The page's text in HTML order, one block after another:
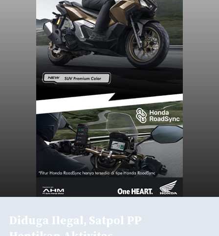
Diduga Ilegal, Satpol PP